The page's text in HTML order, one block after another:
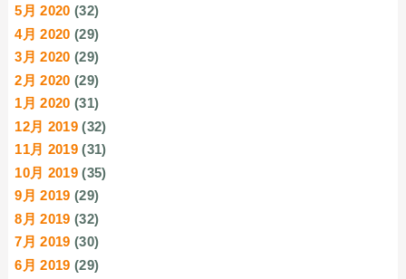
5月 2020 (32)
4月 2020 (29)
3月 2020 (29)
2月 2020 (29)
1月 2020 (31)
12月 2019 (32)
11月 2019 (31)
10月 2019 (35)
9月 2019 (29)
8月 2019 (32)
7月 2019 (30)
6月 2019 (29)